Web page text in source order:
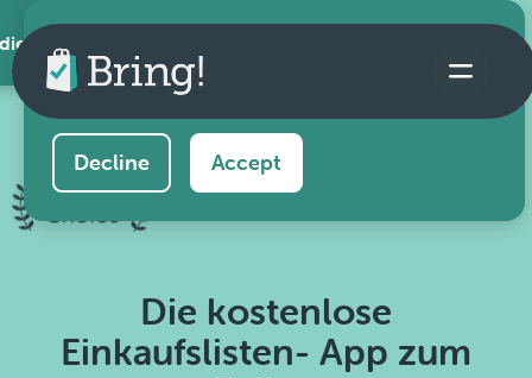
AppThis website uses cookies to ensure you get the
best experience on our website.
Decline Accept
Die kostenlose
Einkaufslisten- App zum